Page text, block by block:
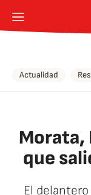
Actualidad
Morata,
que
El